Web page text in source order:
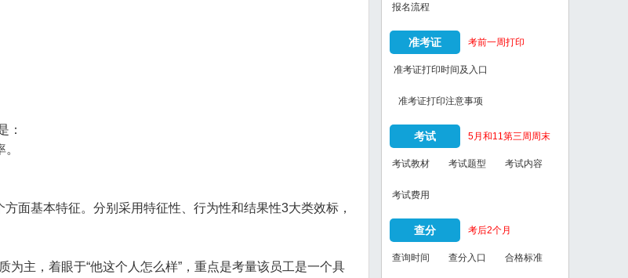
：
基本特征。分别采用特征性、行为性和结果性3大类效标，
主，着眼于“他这个人怎么样”，重点是考量该员工是一个具
报名流程
准考证 考前一周打印
准考证打印时间及入口
准考证打印注意事项
考试 5月和11第三周周末
考试教材 考试题型 考试内容
考试费用
查分 考后2个月
查询时间 查分入口 合格标准